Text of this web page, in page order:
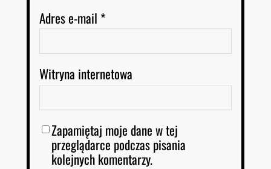
Adres e-mail *
Witryna internetowa
Zapamiętaj moje dane w tej
przeglądarce podczas pisania
kolejnych komentarzy.